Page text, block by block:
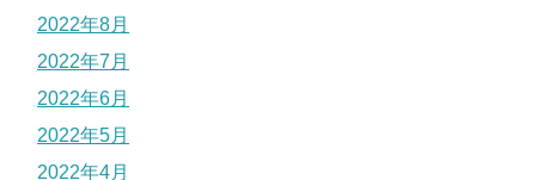
2022年8月
2022年7月
2022年6月
2022年5月
2022年4月